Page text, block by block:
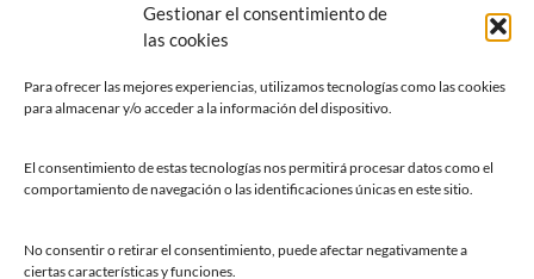
Gestionar el consentimiento de
las cookies
Para ofrecer las mejores experiencias, utilizamos tecnologías como las cookies
para almacenar y/o acceder a la información del dispositivo.
El consentimiento de estas tecnologías nos permitirá procesar datos como el
comportamiento de navegación o las identificaciones únicas en este sitio.
No consentir o retirar el consentimiento, puede afectar negativamente a
ciertas características y funciones.
Horarios y contacto
Teléfonos de interés
Chatbot Siero
SEDES ELECTRÓNICAS
Sede del Ayuntamiento de Siero